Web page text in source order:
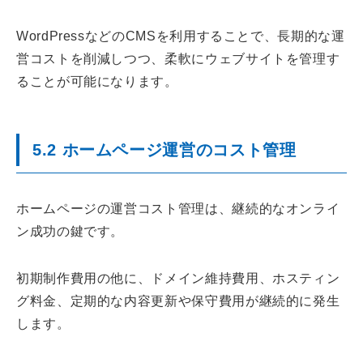
WordPressなどのCMSを利用することで、長期的な運
営コストを削減しつつ、柔軟にウェブサイトを管理す
ることが可能になります。
5.2 ホームページ運営のコスト管理
ホームページの運営コスト管理は、継続的なオンライ
ン成功の鍵です。
初期制作費用の他に、ドメイン維持費用、ホスティン
グ料金、定期的な内容更新や保守費用が継続的に発生
します。